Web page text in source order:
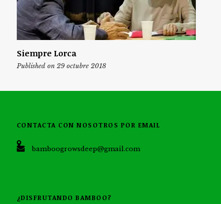
Siempre Lorca
Published on 29 octubre 2018
CONTACTA CON NOSOTROS POR EMAIL
bamboogrowsdeep@gmail.com
¿DISFRUTANDO BAMBOO?